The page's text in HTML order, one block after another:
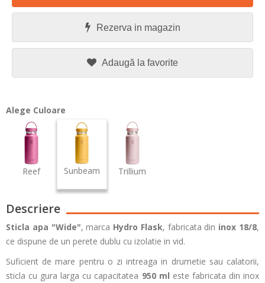
Rezerva in magazin
Adaugă la favorite
Alege Culoare
Reef Sunbeam Trillium
Descriere
Sticla apa "Wide", marca Hydro Flask, fabricata din inox 18/8,
ce dispune de un perete dublu cu izolatie in vid.
Suficient de mare pentru o zi intreaga in drumetie sau calatorii,
sticla cu gura larga cu capacitatea 950 ml este fabricata din inox